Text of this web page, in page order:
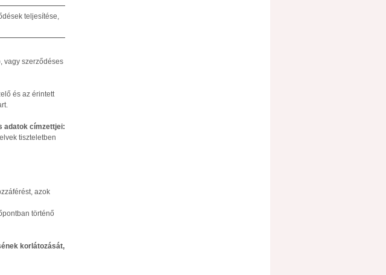
teljesítése,
vagy szerződéses
és az érintett
adatok címzettjei:
tiszteletben
azok
történő
korlátozását,